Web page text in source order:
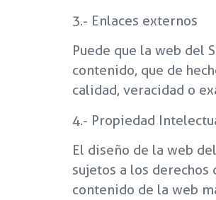
3.- Enlaces externos
Puede que la web del
contenido, que de
calidad, veracidad o
4.- Propiedad
El diseño de la web
sujetos a los
contenido de la web